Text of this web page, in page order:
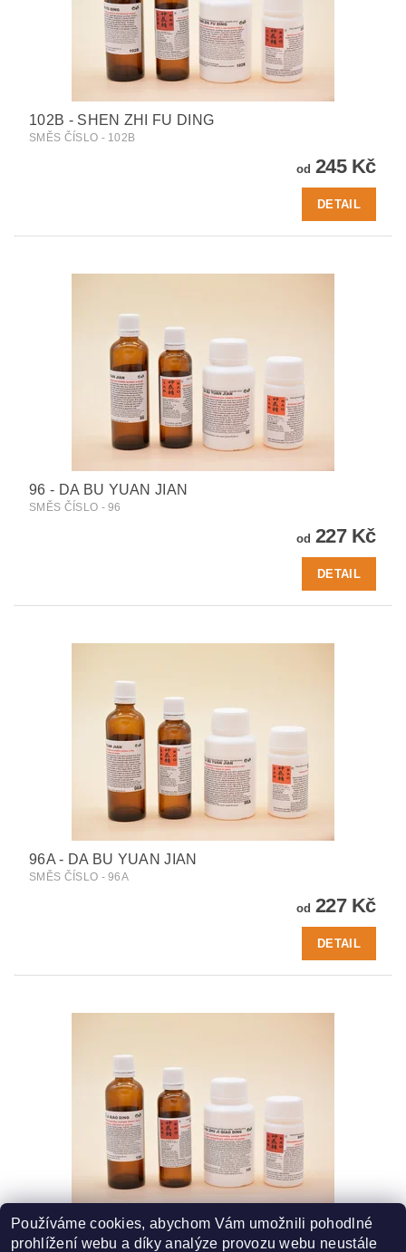
102B - SHEN ZHI FU DING
SMĚS ČÍSLO - 102B
od 245 Kč
DETAIL
96 - DA BU YUAN JIAN
SMĚS ČÍSLO - 96
od 227 Kč
DETAIL
96A - DA BU YUAN JIAN
SMĚS ČÍSLO - 96A
od 227 Kč
DETAIL
106 - SHEN ZHU JI QIAO DING
SMĚS ČÍSLO - 106
Používáme cookies, abychom Vám umožnili pohodlné
prohlížení webu a díky analýze provozu webu neustále